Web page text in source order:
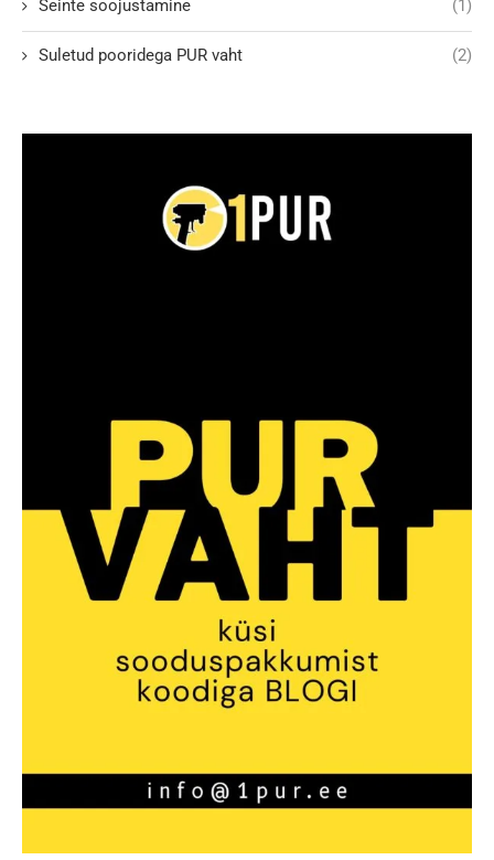
Seinte soojustamine (1)
Suletud pooridega PUR vaht (2)